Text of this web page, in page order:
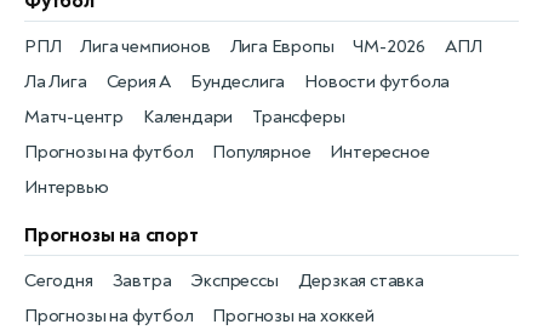
Новости футбола
РПЛ
Матч-центр
Лига чемпионов
Календари
Лига Европы
Трансферы
ЧМ-2026
Прогнозы на футбол
АПЛ
Популярное
Ла Лига
Интересное
Серия А
Интервью
Бундеслига
Прогнозы на спорт
Прогнозы на футбол
Сегодня
Прогнозы на хоккей
Завтра Экспрессы Дерзкая ставка